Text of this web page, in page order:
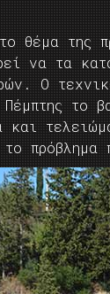
θέμα της
να τα
Ο
το
πρόβλημα